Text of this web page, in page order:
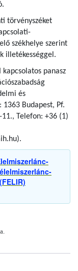
törvényszéket
székhelye szerint
illetékességgel.
panasz
és
Budapest, Pf.
Telefon: +36 (1)